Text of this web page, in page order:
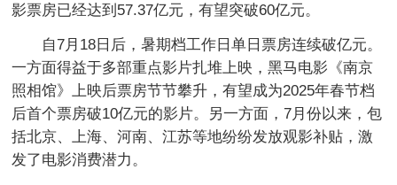
影票房已经达到57.37亿元，有望突破60亿元。
自7月18日后，暑期档工作日单日票房连续破亿元。
一方面得益于多部重点影片扎堆上映，黑马电影《南京
照相馆》上映后票房节节攀升，有望成为2025年春节档
后首个票房破10亿元的影片。另一方面，7月份以来，包
括北京、上海、河南、江苏等地纷纷发放观影补贴，激
发了电影消费潜力。